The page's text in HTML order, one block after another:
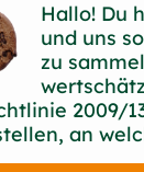
dem die
im
Hallo! Du
und uns
zu
2009/
an